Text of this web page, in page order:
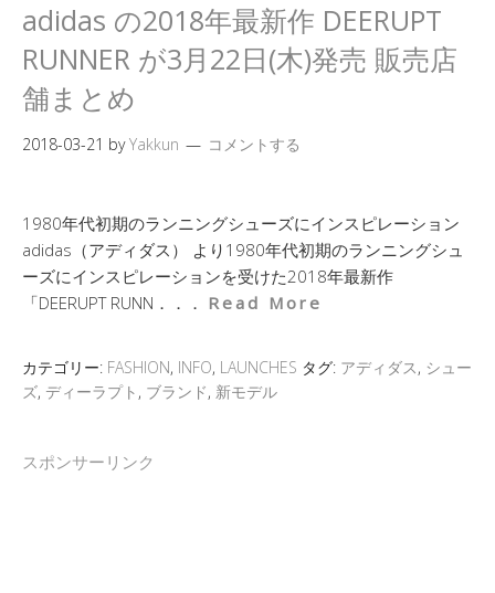
adidas の2018年最新作 DEERUPT
RUNNER が3月22日(木)発売 販売店
舗まとめ
2018-03-21 byYakkun コメントする
1980年代初期のランニングシューズにインスピレーション
adidas（アディダス） より1980年代初期のランニングシュ
ーズにインスピレーションを受けた2018年最新作
「DEERUPT RUNN．．． Read More
カテゴリー: FASHION, INFO, LAUNCHES タグ: アディダス, シュー
ズ, ディーラプト , ブランド, 新モデル
スポンサーリンク